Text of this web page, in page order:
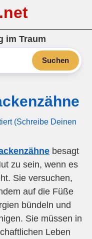
im Traum
Suchen
(Schreibe Deinen
besagt
zu sein, wenn es
Sie versuchen,
auf die Füße
bündeln und
Sie müssen in
Leben